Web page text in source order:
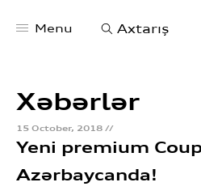
Menu Axtarış
Audi Bakı Mərkəzi
Xəbərlər
Xəbərlər
15 October, 2018 //
Yeni premium
Azərbaycanda!